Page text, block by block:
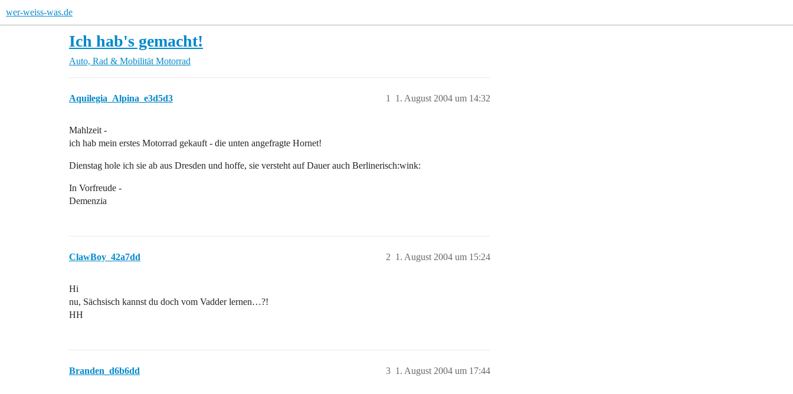
wer-weiss-was.de
Ich hab's gemacht!
Auto, Rad & Mobilität Motorrad
Aquilegia_Alpina_e3d5d3 1. August 2004 um 14:32
1
Mahlzeit -
ich hab mein erstes Motorrad gekauft - die unten angefragte Hornet!
Dienstag hole ich sie ab aus Dresden und hoffe, sie versteht auf Dauer auch Berlinerisch:wink:
In Vorfreude -
Demenzia
ClawBoy_42a7dd 1. August 2004 um 15:24
2
Hi
nu, Sächsisch kannst du doch vom Vadder lernen…?!
HH
Branden_d6b6dd 1. August 2004 um 17:44
3